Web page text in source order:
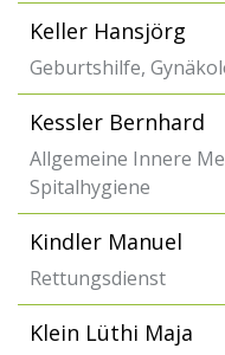
Keller Hansjörg
Geburtshilfe,
Kessler Bernhard
Allgemeine Innere
Spitalhygiene
Kindler Manuel
Rettungsdienst
Klein Lüthi Maja